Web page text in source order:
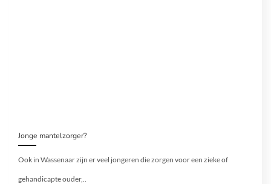
Jonge mantelzorger?
Ook in Wassenaar zijn er veel jongeren die zorgen voor een zieke of
gehandicapte ouder,..